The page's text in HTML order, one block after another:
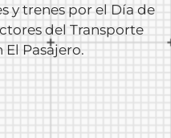
y trenes por el Día de
del Transporte
El Pasajero.